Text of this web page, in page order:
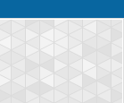
Mobil